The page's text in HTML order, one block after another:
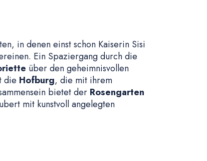
in denen einst schon Kaiserin Sisi
Ein Spaziergang durch die
über den geheimnisvollen
die Hofburg, die mit ihrem
bietet der Rosengarten
mit kunstvoll angelegten